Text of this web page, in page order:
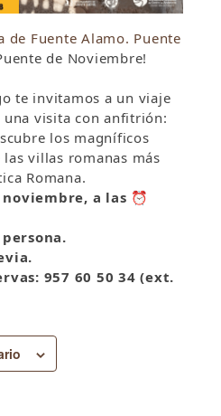
de Fuente Alamo. Puente
de Noviembre!
te invitamos a un viaje
una visita con anfitrión:
los magníficos
las villas romanas más
Romana.
a las ⏰
957 60 50 34 (ext.